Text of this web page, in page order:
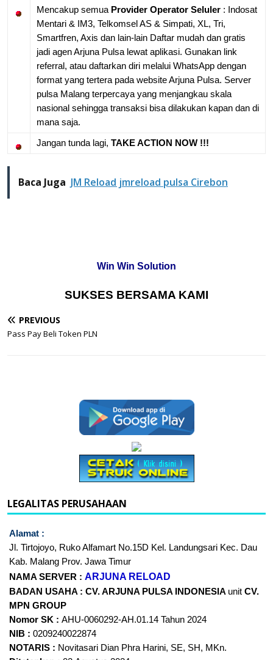
Mencakup semua Provider Operator Seluler : Indosat
Mentari & IM3, Telkomsel AS & Simpati, XL, Tri,
Smartfren, Axis dan lain-lain Daftar mudah dan gratis
jadi agen Arjuna Pulsa lewat aplikasi. Gunakan link
referral, atau daftarkan diri melalui WhatsApp dengan
format yang tertera pada website Arjuna Pulsa. Server
pulsa Malang terpercaya yang menjangkau skala
nasional sehingga transaksi bisa dilakukan kapan dan di
mana saja.
Jangan tunda lagi, TAKE ACTION NOW !!!
Baca Juga JM Reload jmreload pulsa Cirebon
Win Win Solution
SUKSES BERSAMA KAMI
PREVIOUS
Pass Pay Beli Token PLN
LEGALITAS PERUSAHAAN
Alamat :
Jl. Tirtojoyo, Ruko Alfamart No.15D Kel. Landungsari Kec. Dau
Kab. Malang Prov. Jawa Timur
NAMA SERVER : ARJUNA RELOAD
BADAN USAHA : CV. ARJUNA PULSA INDONESIA unit CV.
MPN GROUP
Nomor SK : AHU-0060292-AH.01.14 Tahun 2024
NIB : 0209240022874
NOTARIS : Novitasari Dian Phra Harini, SE, SH, MKn.